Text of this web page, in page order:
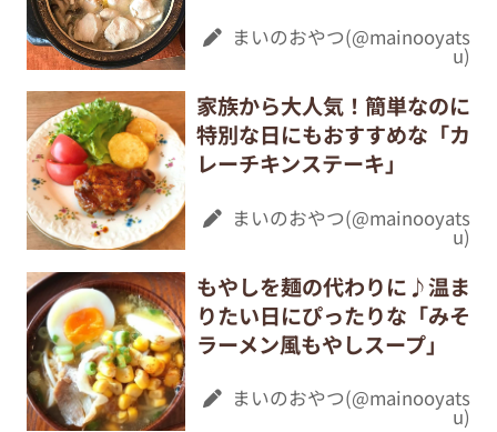
まいのおやつ(@mainooyats
u)
家族から大人気！簡単なのに
特別な日にもおすすめな「カ
レーチキンステーキ」
まいのおやつ(@mainooyats
u)
もやしを麺の代わりに♪温ま
りたい日にぴったりな「みそ
ラーメン風もやしスープ」
まいのおやつ(@mainooyats
u)